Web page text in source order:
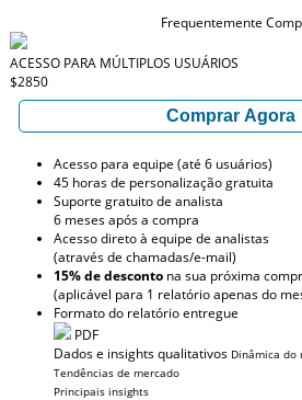
Frequentemente
ACESSO PARA MÚLTIPLOS USUÁRIOS
$2850
Comprar Agora
Acesso para equipe (até 6 usuários)
45 horas de personalização gratuita
Suporte gratuito de analista
6 meses após a compra
Acesso direto à equipe de analistas
(através de chamadas/e-mail)
15% de desconto na sua próxima
(aplicável para 1 relatório apenas do
Formato do relatório entregue
PDF
Dados e insights qualitativos Dinâmica do
Tendências de mercado
Principais insights